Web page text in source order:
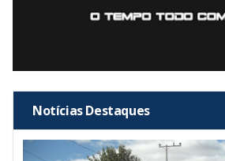
Notícias Destaques